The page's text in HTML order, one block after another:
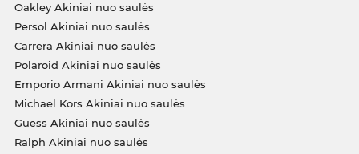
Oakley Akiniai nuo saulės
Persol Akiniai nuo saulės
Carrera Akiniai nuo saulės
Polaroid Akiniai nuo saulės
Emporio Armani Akiniai nuo saulės
Michael Kors Akiniai nuo saulės
Guess Akiniai nuo saulės
Ralph Akiniai nuo saulės